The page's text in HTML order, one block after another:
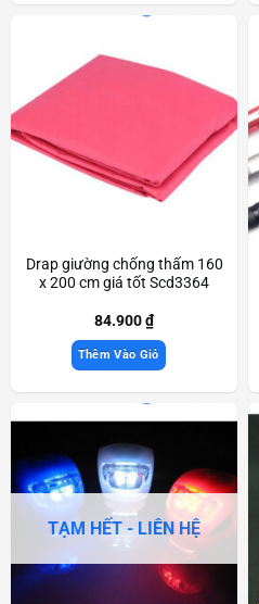
Drap giường chống thấm 160
x 200 cm giá tốt Scd3364
84.900₫
Thêm Vào Giỏ
TẠM HẾT - LIÊN HỆ